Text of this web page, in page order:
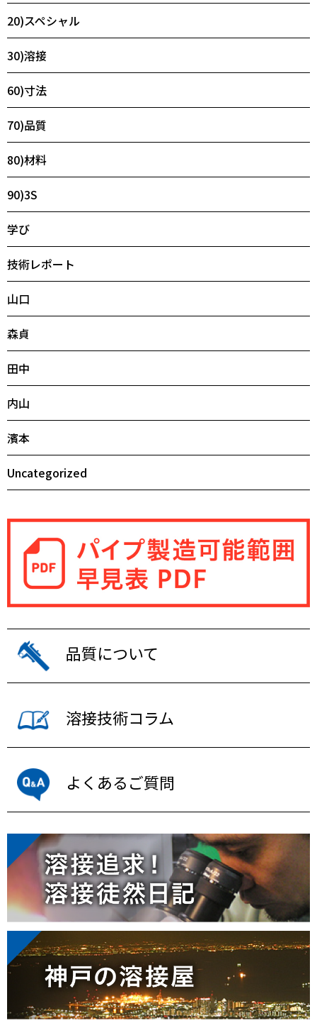
20)スペシャル
30)溶接
60)寸法
70)品質
80)材料
90)3S
学び
技術レポート
山口
森貞
田中
内山
濱本
Uncategorized
品質について
溶接技術コラム
よくあるご質問